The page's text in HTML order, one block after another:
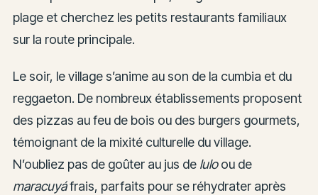
plage et cherchez les petits restaurants familiaux
sur la route principale.
Le soir, le village s’anime au son de la cumbia et du
reggaeton. De nombreux établissements proposent
des pizzas au feu de bois ou des burgers gourmets,
témoignant de la mixité culturelle du village.
N’oubliez pas de goûter au jus de luloou de
maracuyáfrais, parfaits pour se réhydrater après